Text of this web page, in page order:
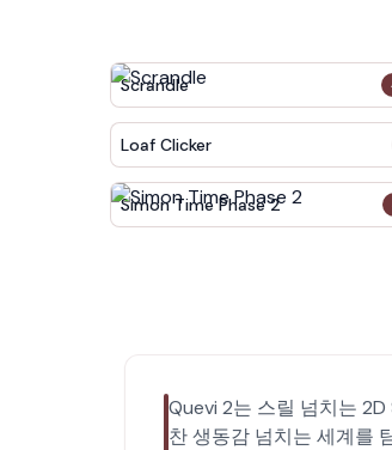
Scrandle
Loaf Clicker
Simon Time Phase 2
Quevi 2는 스릴 넘치는
찬 생동감 넘치는 세계를